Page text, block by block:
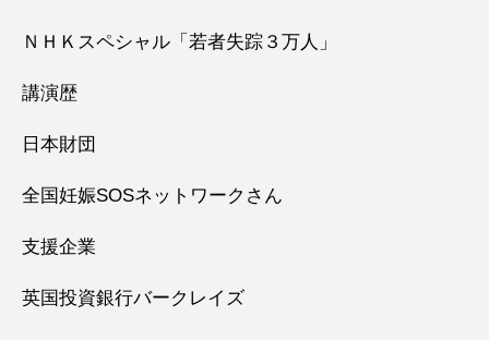
ＮＨＫスペシャル「若者失踪３万人」
講演歴
日本財団
全国妊娠SOSネットワークさん
支援企業
英国投資銀行バークレイズ